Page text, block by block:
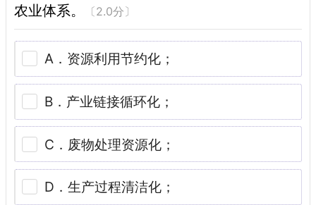
农业体系。
〔2.0分〕
A．资源利用节约化；
B．产业链接循环化；
C．废物处理资源化；
D．生产过程清洁化；